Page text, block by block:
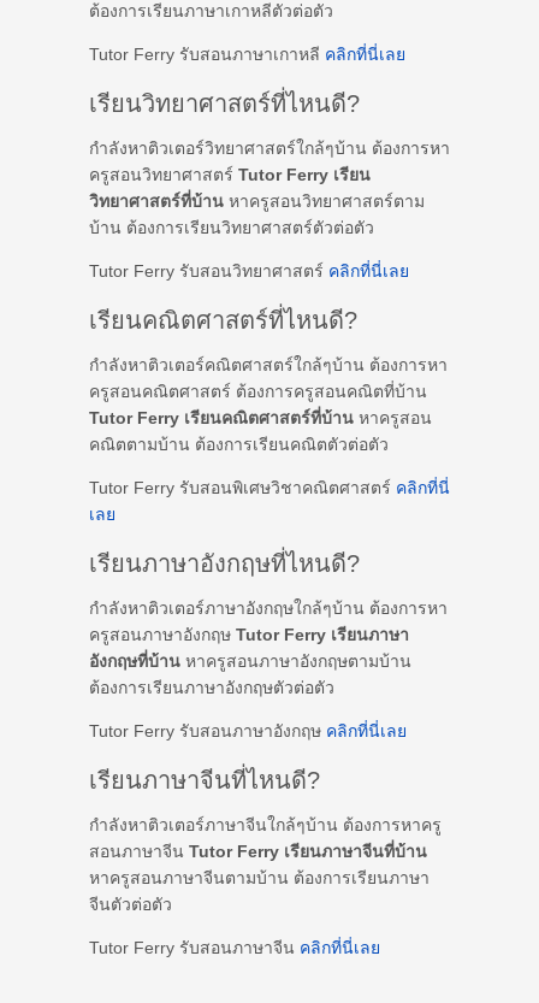
ต้องการเรียนภาษาเกาหลีตัวต่อตัว
Tutor Ferry รับสอนภาษาเกาหลี คลิกที่นี่เลย
เรียนวิทยาศาสตร์ที่ไหนดี?
กำลังหาติวเตอร์วิทยาศาสตร์ใกล้ๆบ้าน ต้องการหา
ครูสอนวิทยาศาสตร์ Tutor Ferry เรียน
วิทยาศาสตร์ที่บ้าน หาครูสอนวิทยาศาสตร์ตาม
บ้าน ต้องการเรียนวิทยาศาสตร์ตัวต่อตัว
Tutor Ferry รับสอนวิทยาศาสตร์ คลิกที่นี่เลย
เรียนคณิตศาสตร์ที่ไหนดี?
กำลังหาติวเตอร์คณิตศาสตร์ใกล้ๆบ้าน ต้องการหา
ครูสอนคณิตศาสตร์ ต้องการครูสอนคณิตที่บ้าน
Tutor Ferry เรียนคณิตศาสตร์ที่บ้าน หาครูสอน
คณิตตามบ้าน ต้องการเรียนคณิตตัวต่อตัว
Tutor Ferry รับสอนพิเศษวิชาคณิตศาสตร์ คลิกที่นี่
เลย
เรียนภาษาอังกฤษที่ไหนดี?
กำลังหาติวเตอร์ภาษาอังกฤษใกล้ๆบ้าน ต้องการหา
ครูสอนภาษาอังกฤษ Tutor Ferry เรียนภาษา
อังกฤษที่บ้าน หาครูสอนภาษาอังกฤษตามบ้าน
ต้องการเรียนภาษาอังกฤษตัวต่อตัว
Tutor Ferry รับสอนภาษาอังกฤษ คลิกที่นี่เลย
เรียนภาษาจีนที่ไหนดี?
กำลังหาติวเตอร์ภาษาจีนใกล้ๆบ้าน ต้องการหาครู
สอนภาษาจีน Tutor Ferry เรียนภาษาจีนที่บ้าน
หาครูสอนภาษาจีนตามบ้าน ต้องการเรียนภาษา
จีนตัวต่อตัว
Tutor Ferry รับสอนภาษาจีน คลิกที่นี่เลย